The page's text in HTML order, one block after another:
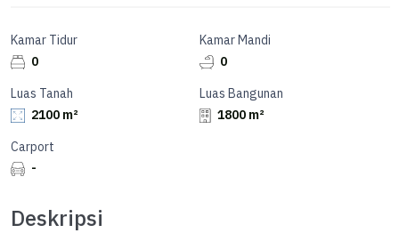
Kamar Tidur
0
Kamar Mandi
0
Luas Tanah
2100 m²
Luas Bangunan
1800 m²
Carport
-
Deskripsi